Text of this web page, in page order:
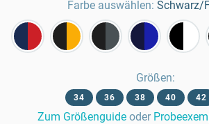
Farbe auswählen: Schwarz/
Größen:
34 36 38 40 42
Zum Größenguide oder